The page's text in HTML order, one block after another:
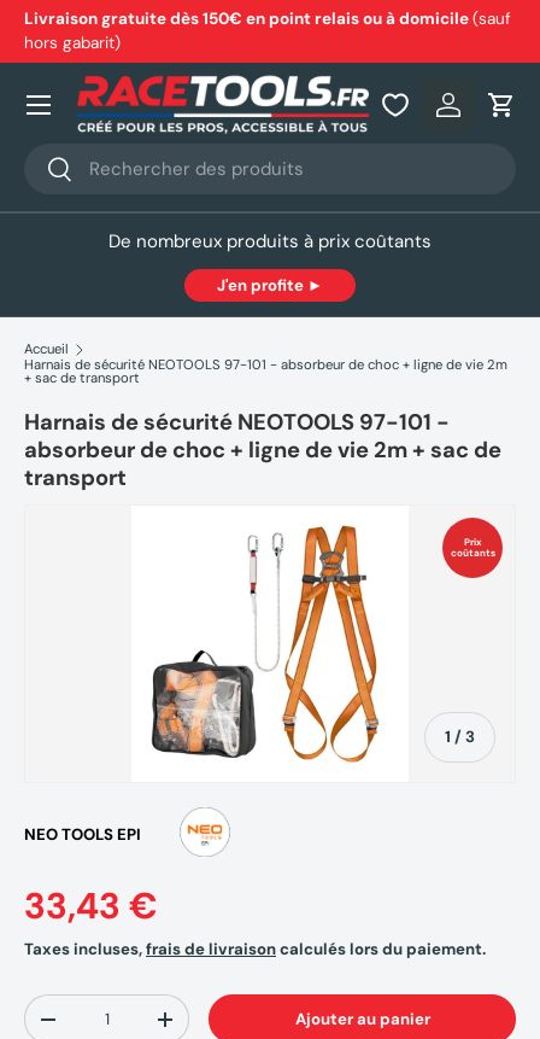
Aller au contenu
Livraison gratuite dès 150€ en point relais ou à domicile(sauf
hors gabarit)
Recherche
Rechercher
Se
Nos produits
De nombreux produits à prix coûtants
J'en profite ►
Accueil
Harnais de sécurité NEOTOOLS 97-101 - absorbeur de choc + ligne de vie 2m
+ sac de transport
Harnais de sécurité NEOTOOLS 97-101 -
absorbeur de choc + ligne de vie 2m + sac de
transport
Prix
coûtants
1 /de
3
NEO TOOLS EPI
33,43 €
Taxes incluses,frais de livraisoncalculés lors du paiement.
Qté
-
+ Ajouter au panier